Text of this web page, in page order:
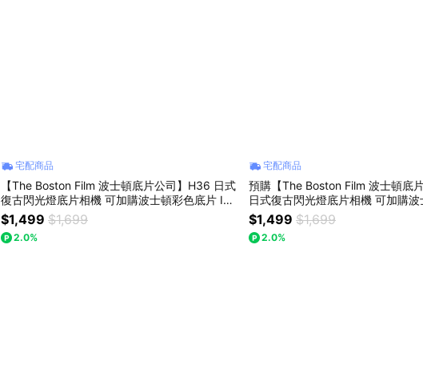
宅配商品
【The Boston Film 波士頓底片公司】H36 日式
復古閃光燈底片相機 可加購波士頓彩色底片 ISO
400 12張 乙盒 - 緋紅
$1,499 $1,699
2.0%
宅配商品
預購【The Boston Film 波士頓底
日式復古閃光燈底片相機 可加購波
ISO400 12張 乙盒 - 漆黑
$1,499 $1,699
2.0%